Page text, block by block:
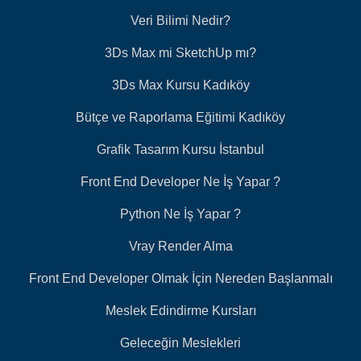
Veri Bilimi Nedir?
3Ds Max mi SketchUp mı?
3Ds Max Kursu Kadıköy
Bütçe ve Raporlama Eğitimi Kadıköy
Grafik Tasarım Kursu İstanbul
Front End Developer Ne İş Yapar ?
Python Ne İş Yapar ?
Vray Render Alma
Front End Developer Olmak İçin Nereden Başlanmalı
Meslek Edindirme Kursları
Geleceğin Meslekleri